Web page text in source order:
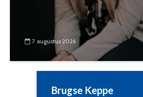
7 augustus 2026
Brugse Keppe